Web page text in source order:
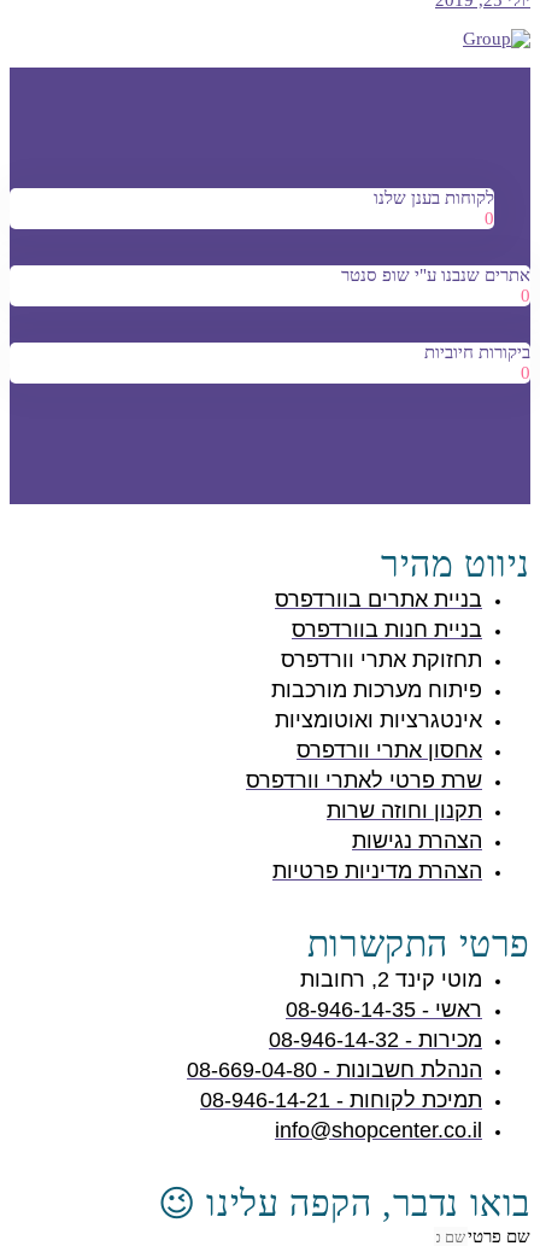
לקוחות בענן שלנו
0
אתרים שנבנו ע"י שופ סנטר
0
ביקורות חיוביות
0
ניווט מהיר
בניית אתרים בוורדפרס
בניית חנות בוורדפרס
תחזוקת אתרי וורדפרס
פיתוח מערכות מורכבות
אינטגרציות ואוטומציות
אחסון אתרי וורדפרס
שרת פרטי לאתרי וורדפרס
תקנון וחוזה שרות
הצהרת נגישות
הצהרת מדיניות פרטיות
פרטי התקשרות
מוטי קינד 2, רחובות
ראשי - 08-946-14-35
מכירות - 08-946-14-32
הנהלת חשבונות - 08-669-04-80
תמיכת לקוחות - 08-946-14-21
info@shopcenter.co.il
בואו נדבר, הקפה עלינו 😉
שם פרטי